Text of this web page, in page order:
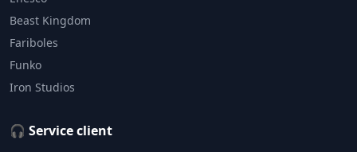
Beast Kingdom
Fariboles
Funko
Iron Studios
🎧 Service client